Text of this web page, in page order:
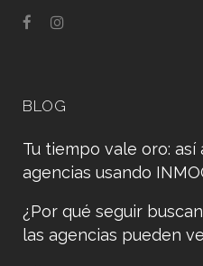
BLOG
Tu tiempo vale oro:
agencias usando
¿Por qué seguir
las agencias pueden